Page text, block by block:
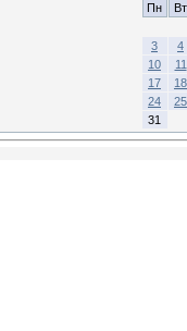
Пн Вт
3
4
10
11
17
18
24
25
31